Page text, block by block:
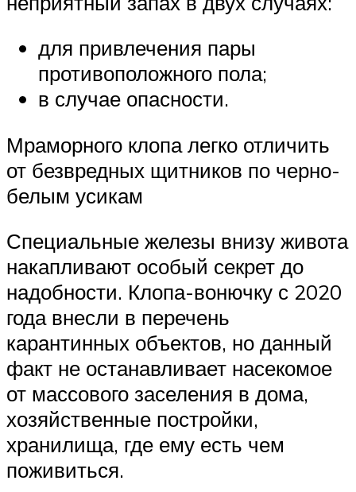
для привлечения пары
противоположного пола;
в случае опасности.
Мраморного клопа легко отличить
от безвредных щитников по черно-
белым усикам
Специальные железы внизу живота
накапливают особый секрет до
надобности. Клопа-вонючку с 2020
года внесли в перечень
карантинных объектов, но данный
факт не останавливает насекомое
от массового заселения в дома,
хозяйственные постройки,
хранилища, где ему есть чем
поживиться.